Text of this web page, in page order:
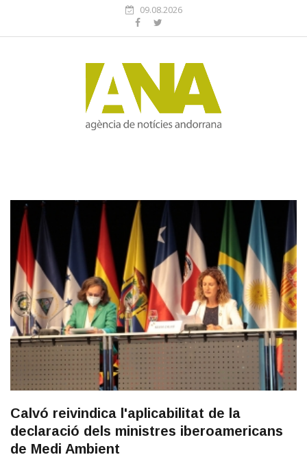
09.08.2026
Calvó reivindica l'aplicabilitat de la
declaració dels ministres iberoamericans
de Medi Ambient